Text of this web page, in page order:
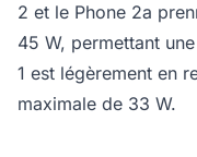
2 et le Phone 2a
45 W, permettant
1 est légèrement en
maximale de 33 W.